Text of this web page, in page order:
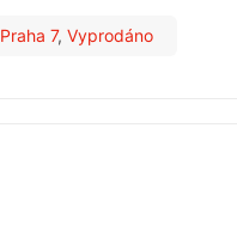
Praha 7, Vyprodáno